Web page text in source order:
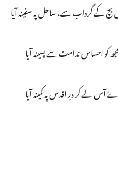
کے گرداب سے، ساحل پہ سفینہ آیا
کو احساس ندامت سے پسینہ آیا
لے کر درِ اقدس پہ کمینہ آیا